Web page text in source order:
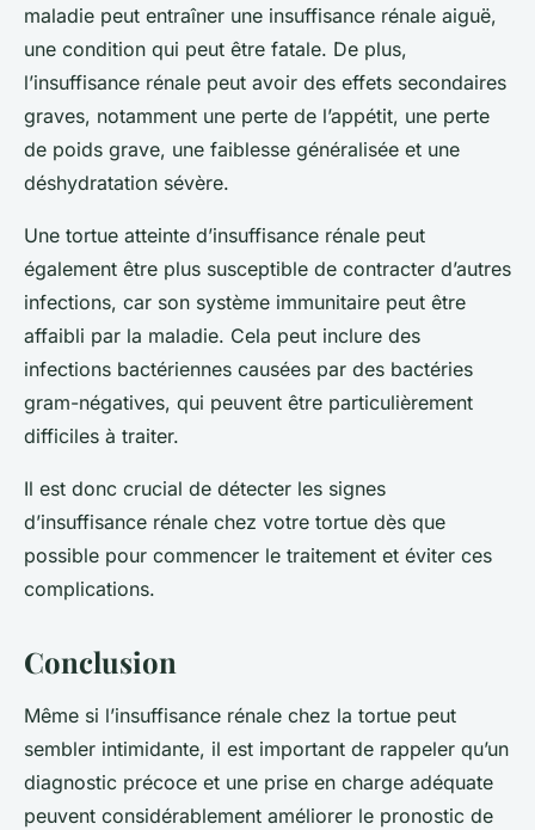
maladie peut entraîner une insuffisance rénale aiguë,
une condition qui peut être fatale. De plus,
l’insuffisance rénale peut avoir des effets secondaires
graves, notamment une perte de l’appétit, une perte
de poids grave, une faiblesse généralisée et une
déshydratation sévère.
Une tortue atteinte d’insuffisance rénale peut
également être plus susceptible de contracter d’autres
infections, car son système immunitaire peut être
affaibli par la maladie. Cela peut inclure des
infections bactériennes causées par des bactéries
gram-négatives, qui peuvent être particulièrement
difficiles à traiter.
Il est donc crucial de détecter les signes
d’insuffisance rénale chez votre tortue dès que
possible pour commencer le traitement et éviter ces
complications.
Conclusion
Même si l’insuffisance rénale chez la tortue peut
sembler intimidante, il est important de rappeler qu’un
diagnostic précoce et une prise en charge adéquate
peuvent considérablement améliorer le pronostic de